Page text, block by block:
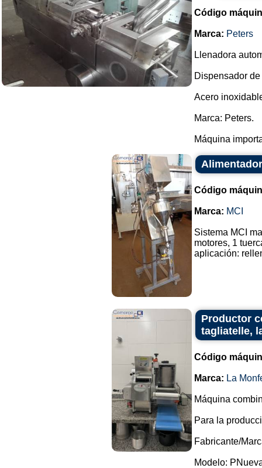
Código
Marca: Peters
Llenadora
Dispensador
Acero
Marca: Peters.
Máquina
Código
Marca: MCI
Sistema MCI
motores, 1
aplicación:
Productor
tagliatelle,
Código
Marca: La
Máquina
Para la
Fabricante/
Modelo: